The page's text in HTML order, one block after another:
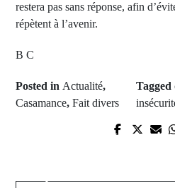
restera pas sans réponse, afin
répètent à l’avenir.
B C
Posted in Actualité,
Casamance, Fait divers
Tagged
Orientation
Next
Coris Bank Touba